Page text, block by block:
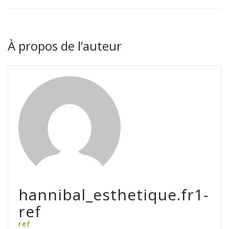
À propos de l’auteur
hannibal_esthetique.fr1-
ref
ref